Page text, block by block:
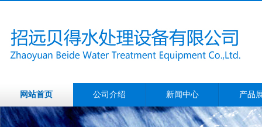
网站首页 公司介绍 新闻中心 产品